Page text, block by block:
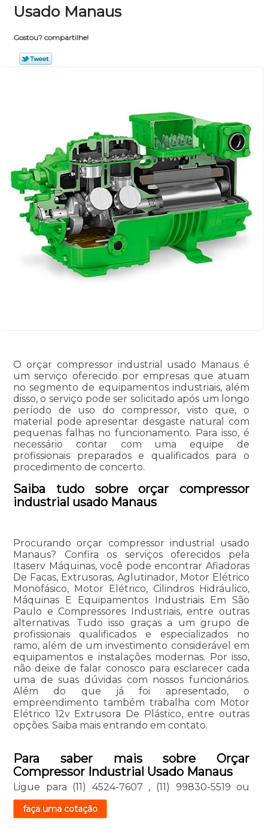
Usado Manaus
Gostou? compartilhe!
O orçar compressor industrial usado Manaus é
um serviço oferecido por empresas que atuam
no segmento de equipamentos industriais, além
disso, o serviço pode ser solicitado após um longo
período de uso do compressor, visto que, o
material pode apresentar desgaste natural com
pequenas falhas no funcionamento. Para isso, é
necessário contar com uma equipe de
profissionais preparados e qualificados para o
procedimento de concerto.
Saiba tudo sobre orçar compressor
industrial usado Manaus
Procurando orçar compressor industrial usado
Manaus? Confira os serviços oferecidos pela
Itaserv Máquinas, você pode encontrar Afiadoras
De Facas, Extrusoras, Aglutinador, Motor Elétrico
Monofásico, Motor Elétrico, Cilindros Hidráulico,
Máquinas E Equipamentos Industriais Em São
Paulo e Compressores Industriais, entre outras
alternativas. Tudo isso graças a um grupo de
profissionais qualificados e especializados no
ramo, além de um investimento considerável em
equipamentos e instalações modernas. Por isso,
não deixe de falar conosco para esclarecer cada
uma de suas dúvidas com nossos funcionários.
Além do que já foi apresentado, o
empreendimento também trabalha com Motor
Elétrico 12v Extrusora De Plástico, entre outras
opções. Saiba mais entrando em contato.
Para saber mais sobre Orçar
Compressor Industrial Usado Manaus
Ligue para (11) 4524-7607 , (11) 99830-5519 ou
faça uma cotação